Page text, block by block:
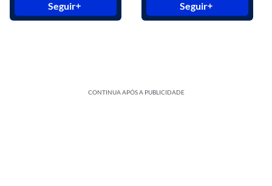
Seguir Seguir
CONTINUA APÓS A PUBLICIDADE